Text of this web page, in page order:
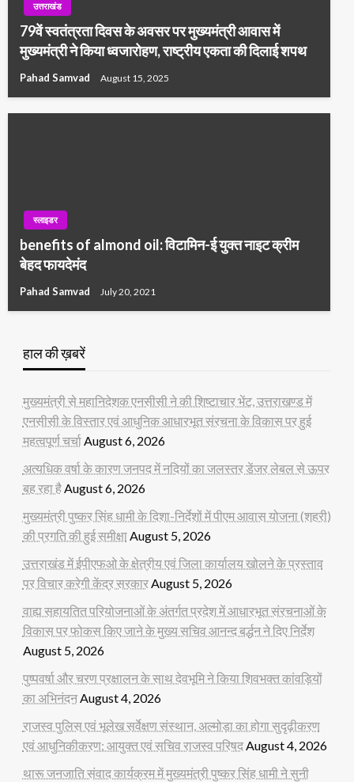
उत्तराखंड
79वें स्वतंत्रता दिवस के अवसर पर मुख्यमंत्री आवास में
मुख्यमंत्री ने किया ध्वजारोहण, राष्ट्रीय एकता की दिलाई शपथ
Pahad Samvad August 15, 2025
स्लाइडर
benefits of almond oil: विटामिन-ई युक्त नाइट क्रीम
बेहद फायदेमंद
Pahad Samvad July 20, 2021
हाल की ख़बरें
मुख्यमंत्री से महानिदेशक एनसीसी ने की शिष्टाचार भेंट, उत्तराखण्ड में
एनसीसी के विस्तार एवं आधुनिक आधारभूत संरचना के विकास पर हुई
महत्वपूर्ण चर्चाAugust 6, 2026
अत्यधिक वर्षा के कारण जनपद में नदियों का जलस्तर डेंजर लेबल से ऊपर
बह रहा हैAugust 6, 2026
मुख्यमंत्री पुष्कर सिंह धामी के दिशा-निर्देशों में पीएम आवास योजना (शहरी)
की प्रगति की हुई समीक्षाAugust 5, 2026
उत्तराखंड में ईपीएफओ के क्षेत्रीय एवं जिला कार्यालय खोलने के प्रस्ताव
पर विचार करेगी केंद्र सरकारAugust 5, 2026
वाह्य सहायतित परियोजनाओं के अंतर्गत प्रदेश में आधारभूत संरचनाओं के
विकास पर फोकस किए जाने के मुख्य सचिव आनन्द बर्द्धन ने दिए निर्देश
August 5, 2026
पुष्पवर्षा और चरण प्रक्षालन के साथ देवभूमि ने किया शिवभक्त कांवड़ियों
का अभिनंदनAugust 4, 2026
राजस्व पुलिस एवं भूलेख सर्वेक्षण संस्थान, अल्मोड़ा का होगा सुदृढ़ीकरण
एवं आधुनिकीकरण: आयुक्त एवं सचिव राजस्व परिषदAugust 4, 2026
थारू जनजाति संवाद कार्यक्रम में मुख्यमंत्री पुष्कर सिंह धामी ने सुनी